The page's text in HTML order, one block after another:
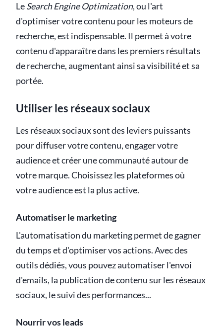
LeSearch Engine Optimization, ou l'art
d'optimiser votre contenu pour les moteurs de
recherche, est indispensable. Il permet à votre
contenu d'apparaître dans les premiers résultats
de recherche, augmentant ainsi sa visibilité et sa
portée.
Utiliser les réseaux sociaux
Les réseaux sociaux sont des leviers puissants
pour diffuser votre contenu, engager votre
audience et créer une communauté autour de
votre marque. Choisissez les plateformes où
votre audience est la plus active.
Automatiser le marketing
L'automatisation du marketing permet de gagner
du temps et d'optimiser vos actions. Avec des
outils dédiés, vous pouvez automatiser l'envoi
d'emails, la publication de contenu sur les réseaux
sociaux, le suivi des performances...
Nourrir vos leads